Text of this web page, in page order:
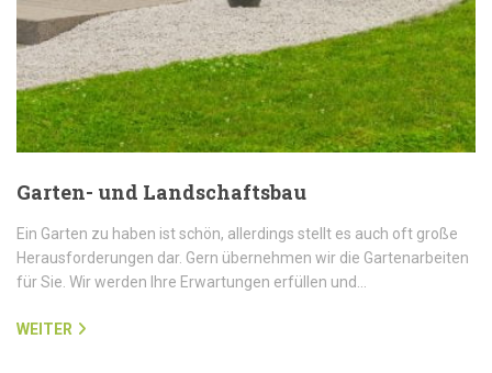
Garten- und Landschaftsbau
Ein Garten zu haben ist schön, allerdings stellt es auch oft große
Herausforderungen dar. Gern übernehmen wir die Gartenarbeiten
für Sie. Wir werden Ihre Erwartungen erfüllen und…
WEITER